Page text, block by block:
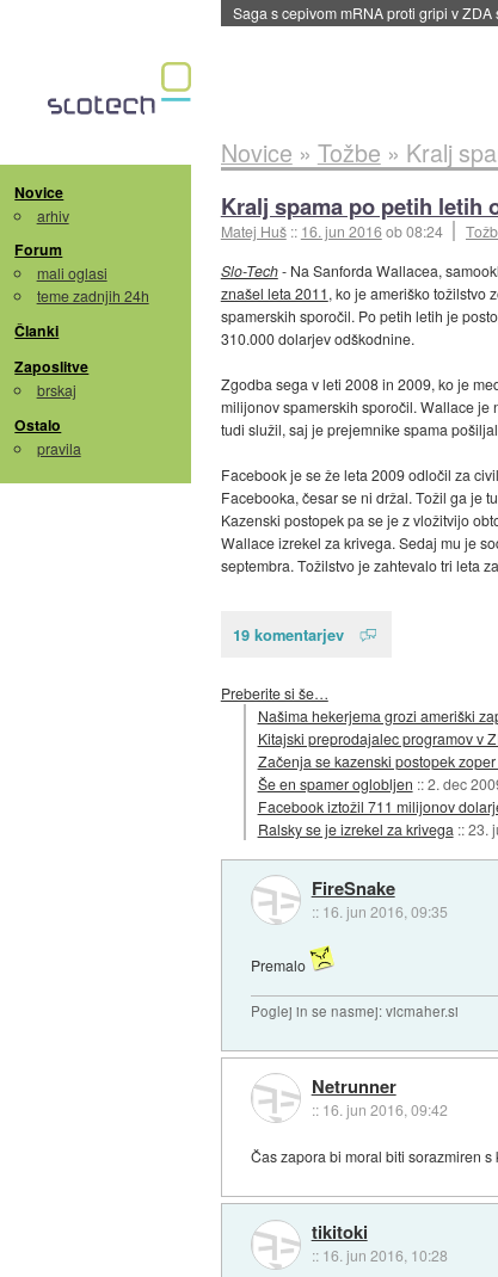
BMW v vozilih začel predvajati reklame
Novice
arhiv
Forum
mali oglasi
teme zadnjih 24h
Članki
Zaposlitve
brskaj
Ostalo
pravila
Novice » Tožbe » Kralj
Kralj spama po petih letih
Matej Huš :: 16. jun 2016ob 08:24
Slo-Tech- Na Sanforda Wallacea,
znašel leta 2011, ko je ameriško tožilstvo
spamerskih sporočil. Po petih letih je
310.000 dolarjev odškodnine.
Zgodba sega v leti 2008 in 2009, ko je
milijonov spamerskih sporočil. Wallace je
tudi služil, saj je prejemnike spama
Facebook je se že leta 2009 odločil za
Facebooka, česar se ni držal. Tožil ga je
Kazenski postopek pa se je z vložitvijo
Wallace izrekel za krivega. Sedaj mu je
septembra. Tožilstvo je zahtevalo tri leta
19 komentarjev
Preberite si še…
Našima hekerjema grozi ameriški
Kitajski preprodajalec programov v
Začenja se kazenski postopek
Še en spamer oglobljen ::2. dec
Facebook iztožil 711 milijonov
Ralsky se je izrekel za krivega ::23.
FireSnake
:: 16. jun 2016, 09:35
Premalo
Poglej in se nasmej: vicmaher.si
Netrunner
:: 16. jun 2016, 09:42
Čas zapora bi moral biti sorazmiren
tikitoki
:: 16. jun 2016, 10:28